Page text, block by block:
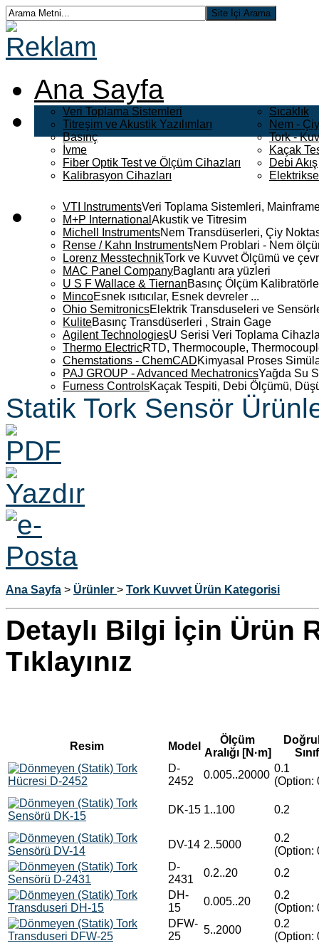
Ana Sayfa
Veri Toplama Sistemleri
Titreşim ve Akustik Yazılımları
Basınç
İvme
Fiber Optik Test ve Ölçüm Cihazları
Kalibrasyon Cihazları
Sıcaklık
Nem -
Tork -
Kaçak
Debi Akış
VTI InstrumentsVeri Toplama Sistemleri,
M+P International Akustik ve Titresim
Michell InstrumentsNem Transdüserleri, Çiy
Rense / Kahn InstrumentsNem Problari - Nem
Lorenz MesstechnikTork ve Kuvvet Ölçümü ve
MAC Panel CompanyBaglantı ara yüzleri
U S F Wallace & TiernanBasınç Ölçüm
MincoEsnek ısıtıcılar, Esnek devreler ...
Ohio SemitronicsElektrik Transduseleri ve
KuliteBasınç Transdüserleri , Strain Gage
Agilent TechnologiesU Serisi Veri Toplama
Thermo ElectricRTD, Thermocouple,
Chemstations - ChemCADKimyasal Proses
PAJ GROUP - Advanced MechatronicsYağda Su
Furness ControlsKaçak Tespiti, Debi Ölçümü,
Statik Tork Sensör
Ana Sayfa > Ürünler > Tork Kuvvet Ürün Kategorisi
Detaylı Bilgi İçin Ürün
Tıklayınız
Resim Model
Ölçüm
Aralığı [N·m]
D-
2452
0.005..20000
0.1
(Option:
DK-15 1..100 0.2
DV-14 2..5000
0.2
(Option:
D-
2431
0.2..20
0.2
DH-
15
0.005..20
0.2
(Option:
DFW-
25
5..2000
0.2
(Option: